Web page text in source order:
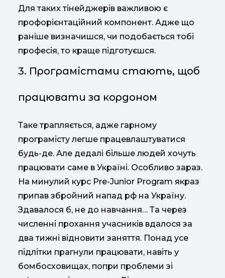
Для таких тінейджерів важливою є
профорієнтаційний компонент. Адже що
раніше визначишся, чи подобається тобі
професія, то краще підготуєшся.
3. Програмістами стають, щоб
працювати за кордоном
Таке трапляється, адже гарному
програмісту легше працевлаштуватися
будь-де. Але дедалі більше людей хочуть
працювати саме в Україні. Особливо зараз.
На минулий курс Pre-Junior Program якраз
припав збройний напад рф на Україну.
Здавалося б, не до навчання… Та через
численні прохання учасників вдалося за
два тижні відновити заняття. Понад усе
підлітки прагнули працювати, навіть у
бомбосховищах, попри проблеми зі